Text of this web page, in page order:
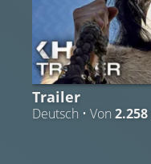
Trailer
Deutsch • Von 2.258